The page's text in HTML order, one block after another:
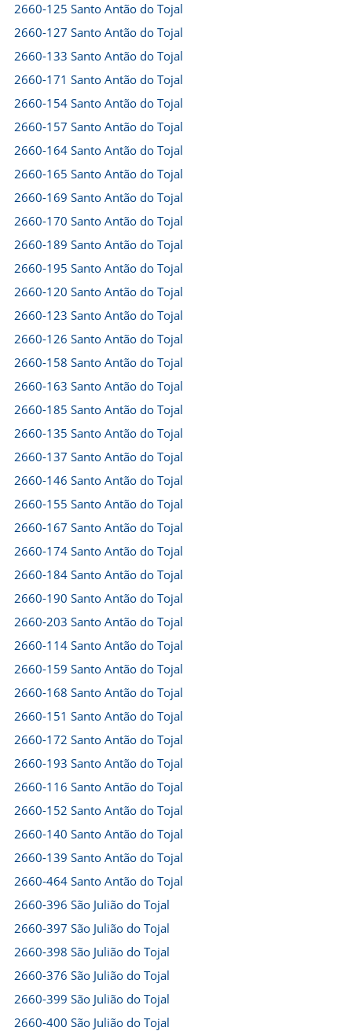
2660-125 Santo Antão do Tojal
2660-127 Santo Antão do Tojal
2660-133 Santo Antão do Tojal
2660-171 Santo Antão do Tojal
2660-154 Santo Antão do Tojal
2660-157 Santo Antão do Tojal
2660-164 Santo Antão do Tojal
2660-165 Santo Antão do Tojal
2660-169 Santo Antão do Tojal
2660-170 Santo Antão do Tojal
2660-189 Santo Antão do Tojal
2660-195 Santo Antão do Tojal
2660-120 Santo Antão do Tojal
2660-123 Santo Antão do Tojal
2660-126 Santo Antão do Tojal
2660-158 Santo Antão do Tojal
2660-163 Santo Antão do Tojal
2660-185 Santo Antão do Tojal
2660-135 Santo Antão do Tojal
2660-137 Santo Antão do Tojal
2660-146 Santo Antão do Tojal
2660-155 Santo Antão do Tojal
2660-167 Santo Antão do Tojal
2660-174 Santo Antão do Tojal
2660-184 Santo Antão do Tojal
2660-190 Santo Antão do Tojal
2660-203 Santo Antão do Tojal
2660-114 Santo Antão do Tojal
2660-159 Santo Antão do Tojal
2660-168 Santo Antão do Tojal
2660-151 Santo Antão do Tojal
2660-172 Santo Antão do Tojal
2660-193 Santo Antão do Tojal
2660-116 Santo Antão do Tojal
2660-152 Santo Antão do Tojal
2660-140 Santo Antão do Tojal
2660-139 Santo Antão do Tojal
2660-464 Santo Antão do Tojal
2660-396 São Julião do Tojal
2660-397 São Julião do Tojal
2660-398 São Julião do Tojal
2660-376 São Julião do Tojal
2660-399 São Julião do Tojal
2660-400 São Julião do Tojal